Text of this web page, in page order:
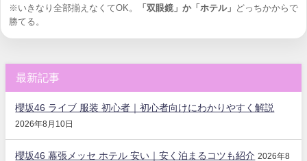
※いきなり全部揃えなくてOK。 「双眼鏡」か「ホテル」
どっちかからで
勝てる。
最新記事
櫻坂46 ライブ 服装 初心者｜初心者向けにわかりやすく解説
2026年8月10日
櫻坂46 幕張メッセ ホテル 安い｜安く泊まるコツも紹介 2026年8